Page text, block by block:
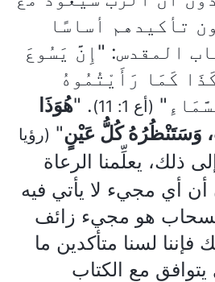
تأكيدهم أساسًا
المقدس: "إِنَّ يَسُوعَ
كَمَا رَأَيْتُمُوهُ
(أع 1: 11) . "هُوَذَا
وَسَتَنْظُرُهُ كُلُّ عَيْنٍ" (رؤيا
ذلك، يعلِّمنا الرعاة
أن أي مجيء لا يأتي فيه
هو مجيء زائف
لسنا متأكدين ما
يتوافق مع الكتاب